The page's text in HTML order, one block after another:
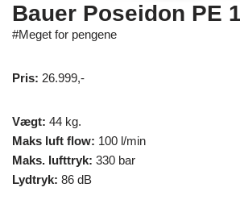
Bauer Poseidon PE
#Meget for pengene
Pris: 26.999,-
Vægt: 44 kg.
Maks luft flow: 100 l/min
Maks. lufttryk: 330 bar
Lydtryk: 86 dB